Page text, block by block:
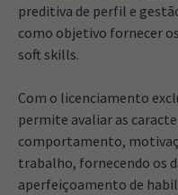
preditiva de perfil e
como objetivo fornecer
soft skills.
Com o licenciamento
permite avaliar as
comportamento,
trabalho, fornecendo os
aperfeiçoamento de